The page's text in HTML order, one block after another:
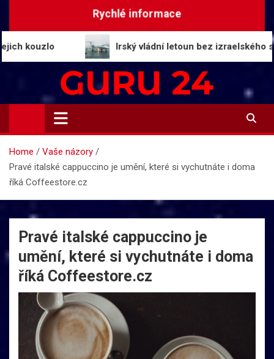
Rychlé informace
Irský vládní letoun bez izraelského
Guru24.cz
Press relations a informace
Home
Vaše názory
Pravé italské cappuccino je umění, které si vychutnáte i doma
říká Coffeestore.cz
Pravé italské cappuccino je
umění, které si vychutnáte i doma
říká Coffeestore.cz